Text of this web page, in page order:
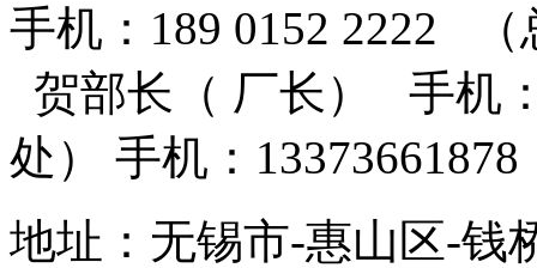
手机：189 0152 2222 （
贺部长（ 厂长） 手机
处） 手机：
地址：无锡市-惠山区-钱